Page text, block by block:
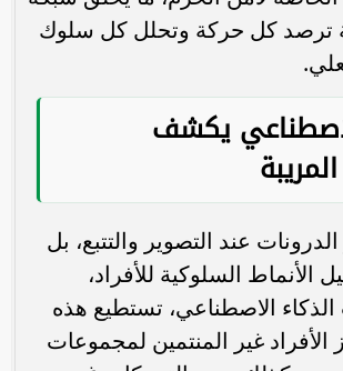
ترصد كل حركة وتحلل كل سلوك
يكشف
عند التصوير والتتبع، بل
الأنماط السلوكية للأفراد،
الاصطناعي، تستطيع هذه
الأفراد غير المنتمين لمجموعات